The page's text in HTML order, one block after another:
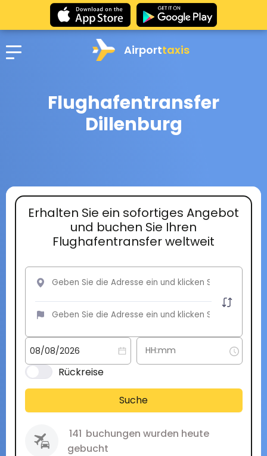
Airporttaxis
Flughafentransfer
Dillenburg
Erhalten Sie ein sofortiges Angebot
und buchen Sie Ihren
Flughafentransfer weltweit
Rückreise
Suche
141 buchungen wurden heute
gebucht